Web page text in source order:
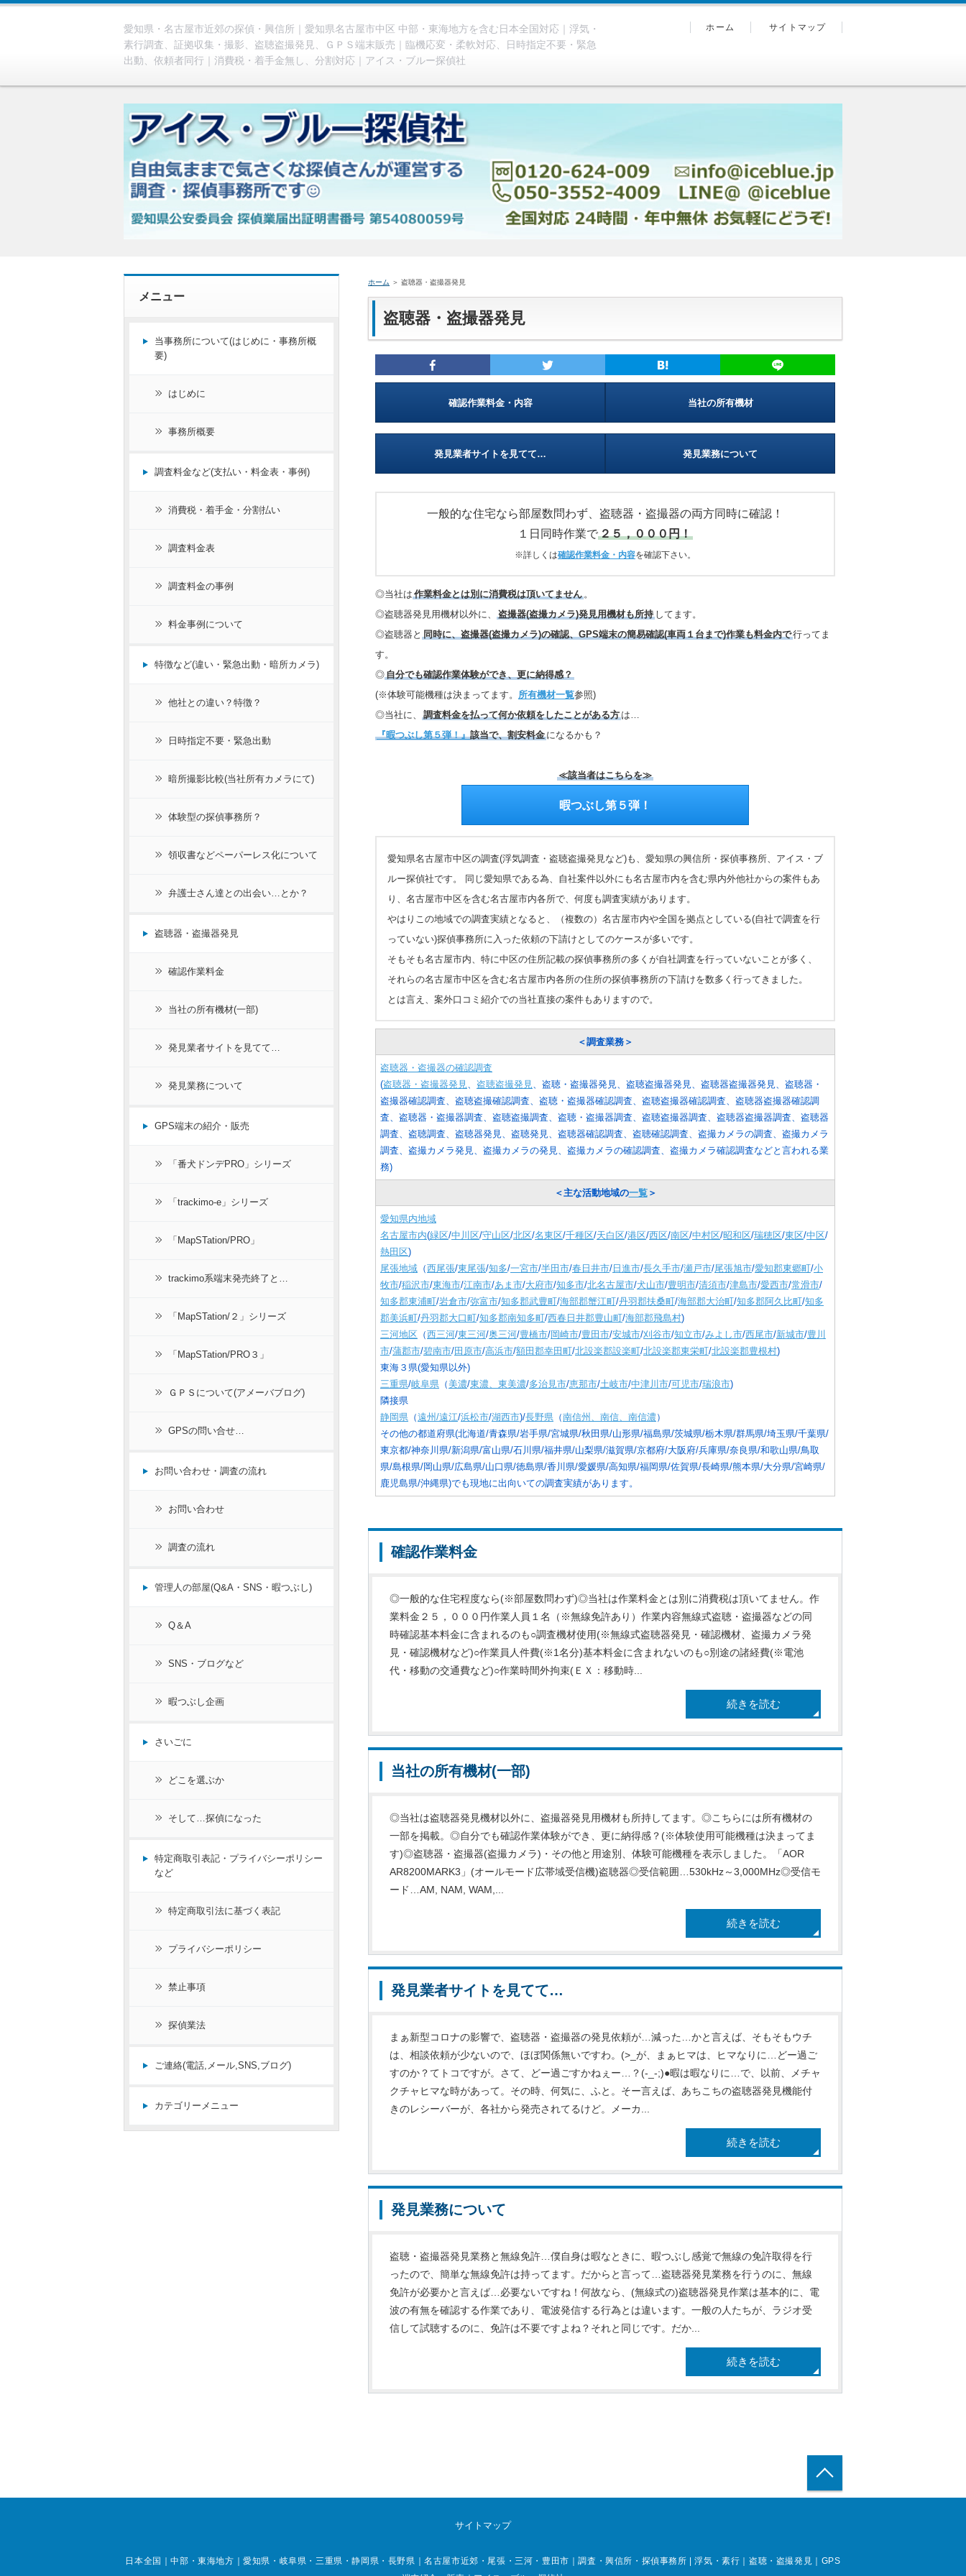
愛知県・名古屋市近郊の探偵・興信所｜愛知県名古屋市中区 中部・東海地方を含む日本全国対応｜浮気・
素行調査、証拠収集・撮影、盗聴盗撮発見、ＧＰＳ端末販売｜臨機応変・柔軟対応、日時指定不要・緊急
出動、依頼者同行｜消費税・着手金無し、分割対応｜アイス・ブルー探偵社
ホーム サイトマップ
ホーム ＞ 盗聴器・盗撮器発見
盗聴器・盗撮器発見
確認作業料金・内容 当社の所有機材
発見業者サイトを見てて… 発見業務について
一般的な住宅なら部屋数問わず、盗聴器・盗撮器の両方同時に確認！
１日同時作業で２５，０００円！
※詳しくは確認作業料金・内容を確認下さい。
◎当社は 作業料金とは別に消費税は頂いてません 。
◎盗聴器発見用機材以外に、
盗撮器(盗撮カメラ)発見用機材も所持 してます。
◎盗聴器と 同時に、盗撮器(盗撮カメラ)の確認、GPS端末の簡易確認(車両１台まで)作業も料金内で行ってま
す。
◎ 自分でも確認作業体験ができ、更に納得感？
(※体験可能機種は決まってます。 所有機材一覧参照)
◎当社に、
調査料金を払って何か依頼をしたことがある方 は…
『暇つぶし第５弾！』該当で、割安料金 になるかも？
≪該当者はこちらを≫
暇つぶし第５弾！
愛知県名古屋市中区の調査(浮気調査・盗聴盗撮発見など)も、愛知県の興信所・探偵事務所、アイス・ブ
ルー探偵社です。 同じ愛知県である為、自社案件以外にも名古屋市内を含む県内外他社からの案件もあ
り、名古屋市中区を含む名古屋市内各所で、何度も調査実績があります。
やはりこの地域での調査実績となると、（複数の）名古屋市内や全国を拠点としている(自社で調査を行
っていない)探偵事務所に入った依頼の下請けとしてのケースが多いです。
そもそも名古屋市内、特に中区の住所記載の探偵事務所の多くが自社調査を行っていないことが多く、
それらの名古屋市中区を含む名古屋市内各所の住所の探偵事務所の下請けを数多く行ってきました。
とは言え、案外口コミ紹介での当社直接の案件もありますので。
＜調査業務＞
盗聴器・盗撮器の確認調査
(盗聴器・盗撮器発見 盗聴盗撮発見
、盗聴・盗撮器発見、盗聴盗撮器発見、盗聴器盗撮器発見、盗聴器・
盗撮器確認調査、盗聴盗撮確認調査、盗聴・盗撮器確認調査、盗聴盗撮器確認調査、盗聴器盗撮器確認調
査、盗聴器・盗撮器調査、盗聴盗撮調査、盗聴・盗撮器調査、盗聴盗撮器調査、盗聴器盗撮器調査、盗聴器
調査、盗聴調査、盗聴器発見、盗聴発見、盗聴器確認調査、盗聴確認調査、盗撮カメラの調査、盗撮カメラ
調査、盗撮カメラ発見、盗撮カメラの発見、盗撮カメラの確認調査、盗撮カメラ確認調査などと言われる業
務)
＜主な活動地域の一覧＞
愛知県内地域
名古屋市内(緑区/中川区/守山区/北区/名東区/千種区/天白区/港区/西区/南区/中村区/昭和区/瑞穂区/東区/中区/
熱田区)
尾張地域 （西尾張/東尾張/知多/一宮市/半田市/春日井市/ 日進市/長久手市/瀬戸市/尾張旭市/愛知郡東郷町/小
牧市/稲沢市/東海市/江南市/あま市/大府市/知多市/北名古屋市/犬山市/豊明市/清須市/津島市/愛西市/常滑市/
知多郡東浦町/岩倉市/弥富市/知多郡武豊町/海部郡蟹江町/丹羽郡扶桑町/海部郡大治町/知多郡阿久比町/知多
郡美浜町/丹羽郡大口町/知多郡南知多町/西春日井郡豊山町/海部郡飛島村)
三河地区 （西三河/東三河/奥三河/豊橋市/岡崎市/豊田市/安城市/刈谷市/知立市/みよし市/西尾市/新城市/豊川
市/蒲郡市/碧南市/田原市/高浜市/額田郡幸田町/北設楽郡設楽町/北設楽郡東栄町/北設楽郡豊根村)
東海３県(愛知県以外)
三重県/岐阜県 （美濃/東濃、東美濃/多治見市/恵那市/土岐市/中津川市/可児市/瑞浪市)
隣接県
静岡県 （遠州/遠江/浜松市/湖西市)/長野県 （南信州、南信、南信濃 ）
その他の都道府県(北海道/青森県/岩手県/宮城県/秋田県/山形県/福島県/茨城県/栃木県/群馬県/埼玉県/千葉県/
東京都/神奈川県/新潟県/富山県/石川県/福井県/山梨県/滋賀県/京都府/大阪府/兵庫県/奈良県/和歌山県/鳥取
県/島根県/岡山県/広島県/山口県/徳島県/香川県/愛媛県/高知県/福岡県/佐賀県/長崎県/熊本県/大分県/宮崎県/
鹿児島県/沖縄県)でも現地に出向いての調査実績があります。
確認作業料金
◎一般的な住宅程度なら(※部屋数問わず)◎当社は作業料金とは別に消費税は頂いてません。作
業料金２５，０００円作業人員１名（※無線免許あり）作業内容無線式盗聴・盗撮器などの同
時確認基本料金に含まれるのも○調査機材使用(※無線式盗聴器発見・確認機材、盗撮カメラ発
見・確認機材など)○作業員人件費(※1名分)基本料金に含まれないのも○別途の諸経費(※電池
代・移動の交通費など)○作業時間外拘束(ＥＸ：移動時...
続きを読む
当社の所有機材(一部)
◎当社は盗聴器発見機材以外に、盗撮器発見用機材も所持してます。◎こちらには所有機材の
一部を掲載。◎自分でも確認作業体験ができ、更に納得感？(※体験使用可能機種は決まってま
す)◎盗聴器・盗撮器(盗撮カメラ)・その他と用途別、体験可能機種を表示しました。「AOR
AR8200MARK3」(オールモード広帯域受信機)盗聴器◎受信範囲…530kHz～3,000MHz◎受信モ
ード…AM, NAM, WAM,...
続きを読む
発見業者サイトを見てて…
まぁ新型コロナの影響で、盗聴器・盗撮器の発見依頼が…減った…かと言えば、そもそもウチ
は、相談依頼が少ないので、ほぼ関係無いですわ。(>_が、まぁヒマは、ヒマなりに…どー過ご
すのか？てトコですが。さて、どー過ごすかねぇー…？(-_-;)●暇は暇なりに…で、以前、メチャ
クチャヒマな時があって。その時、何気に、ふと。そー言えば、あちこちの盗聴器発見機能付
きのレシーバーが、各社から発売されてるけど。メーカ...
続きを読む
発見業務について
盗聴・盗撮器発見業務と無線免許…僕自身は暇なときに、暇つぶし感覚で無線の免許取得を行
ったので、簡単な無線免許は持ってます。だからと言って…盗聴器発見業務を行うのに、無線
免許が必要かと言えば…必要ないですね！何故なら、(無線式の)盗聴器発見作業は基本的に、電
波の有無を確認する作業であり、電波発信する行為とは違います。一般の人たちが、ラジオ受
信して試聴するのに、免許は不要ですよね？それと同じです。だか...
続きを読む
メニュー
当事務所について(はじめに・事務所概
要)
はじめに
事務所概要
調査料金など(支払い・料金表・事例)
消費税・着手金・分割払い
調査料金表
調査料金の事例
料金事例について
特徴など(違い・緊急出動・暗所カメラ)
他社との違い？特徴？
日時指定不要・緊急出動
暗所撮影比較(当社所有カメラにて)
体験型の探偵事務所？
領収書などペーパーレス化について
弁護士さん達との出会い…とか？
盗聴器・盗撮器発見
確認作業料金
当社の所有機材(一部)
発見業者サイトを見てて…
発見業務について
GPS端末の紹介・販売
「番犬ドンデPRO」シリーズ
「trackimo-e」シリーズ
「MapSTation/PRO」
trackimo系端末発売終了と…
「MapSTation/２」シリーズ
「MapSTation/PRO３」
ＧＰＳについて(アメーバブログ)
GPSの問い合せ…
お問い合わせ・調査の流れ
お問い合わせ
調査の流れ
管理人の部屋(Q&A・SNS・暇つぶし)
Q＆A
SNS・ブログなど
暇つぶし企画
さいごに
どこを選ぶか
そして…探偵になった
特定商取引表記・プライバシーポリシー
など
特定商取引法に基づく表記
プライバシーポリシー
禁止事項
探偵業法
ご連絡(電話,メール,SNS,ブログ)
カテゴリーメニュー
サイトマップ
日本全国｜中部・東海地方｜愛知県・岐阜県・三重県・静岡県・長野県｜名古屋市近郊・尾張・三河・豊田市｜調査・興信所・探偵事務所 | 浮気・素行｜盗聴・盗撮発見｜GPS